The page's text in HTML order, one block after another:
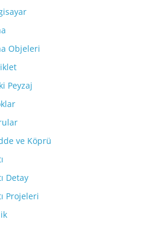
Objeleri
Peyzaj
ve Köprü
Detay
Projeleri